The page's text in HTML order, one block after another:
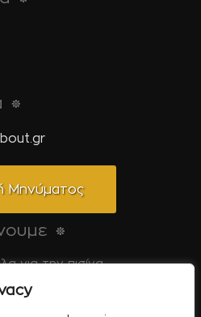
Μηνύματος
για την πισίνα
την Τήνο